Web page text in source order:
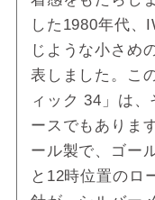
した1980年代、
じような小さめ
表しました。こ
ィック 34」は
ースでもありま
ール製で、ゴー
と12時位置のロ